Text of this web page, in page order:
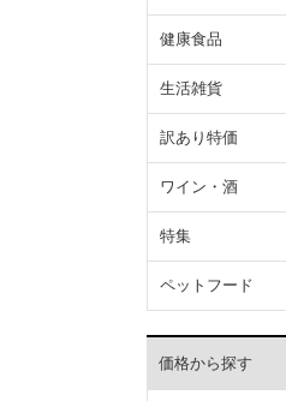
健康食品
生活雑貨
訳あり特価
ワイン・酒
特集
ペットフード
価格から探す